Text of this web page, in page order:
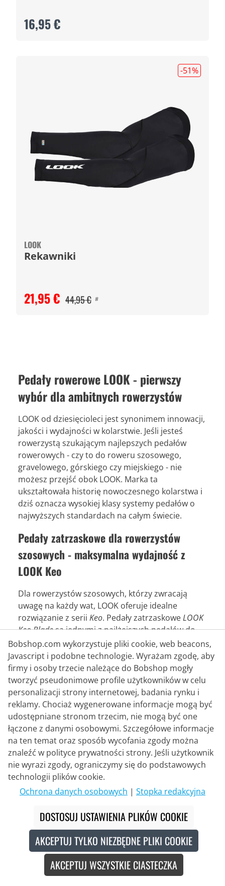
16,95 €
-51%
LOOK
Rekawniki
21,95 € 44,95 € #
Pedały rowerowe LOOK - pierwszy
wybór dla ambitnych rowerzystów
LOOK od dziesięcioleci jest synonimem innowacji,
jakości i wydajności w kolarstwie. Jeśli jesteś
rowerzystą szukającym najlepszych pedałów
rowerowych - czy to do roweru szosowego,
gravelowego, górskiego czy miejskiego - nie
możesz przejść obok LOOK. Marka ta
ukształtowała historię nowoczesnego kolarstwa i
dziś oznacza wysokiej klasy systemy pedałów o
najwyższych standardach na całym świecie.
Pedały zatrzaskowe dla rowerzystów
szosowych - maksymalna wydajność z
LOOK Keo
Dla rowerzystów szosowych, którzy zwracają
uwagę na każdy wat, LOOK oferuje idealne
rozwiązanie z serii Keo. Pedały zatrzaskoweLOOK
Keo Bladesą jednymi z najlżejszych pedałów do
rowerów szosowych na rynku i oferują wyjątkowo
dużą powierzchnię styku dla optymalnego
przenoszenia mocy. Dzięki technologii ostrzy z
włókna węglowego rowerzyści korzystają z
mocnego, precyzyjnego wejścia i wyjścia -
idealnego do treningu, zawodów i długich
przejażdżek.
Pedały MTB do jazdy po szlakach, XC i
szutrze - solidne i niezawodne dzięki
LOOK X-Track
Dla rowerzystów górskich, fanów szutrów i
wysokowydajną platformę z seriiX-Track. Pedały
LOOK X-Track MTB łączą dużą powierzchnię styku
z wydajnym systemem wpinania bloków - nawet w
ekstremalnych warunkach, takich jak błoto, kurz i
wilgoć. Dzięki solidnej konstrukcji, stabilnej
konstrukcji osi i doskonałej odporności na
Bobshop.com wykorzystuje pliki cookie, web beacons,
Javascript i podobne technologie. Wyrażam zgodę, aby
firmy i osoby trzecie należące do Bobshop mogły
tworzyć pseudonimowe profile użytkowników w celu
personalizacji strony internetowej, badania rynku i
reklamy. Chociaż wygenerowane informacje mogą być
udostępniane stronom trzecim, nie mogą być one
łączone z danymi osobowymi. Szczegółowe informacje
na ten temat oraz sposób wycofania zgody można
znaleźć w polityce prywatności strony. Jeśli użytkownik
nie wyrazi zgody, ograniczymy się do podstawowych
technologii plików cookie.
Ochrona danych osobowych | Stopka redakcyjna
DOSTOSUJ USTAWIENIA PLIKÓW COOKIE
AKCEPTUJ TYLKO NIEZBĘDNE PLIKI COOKIE
AKCEPTUJ WSZYSTKIE CIASTECZKA